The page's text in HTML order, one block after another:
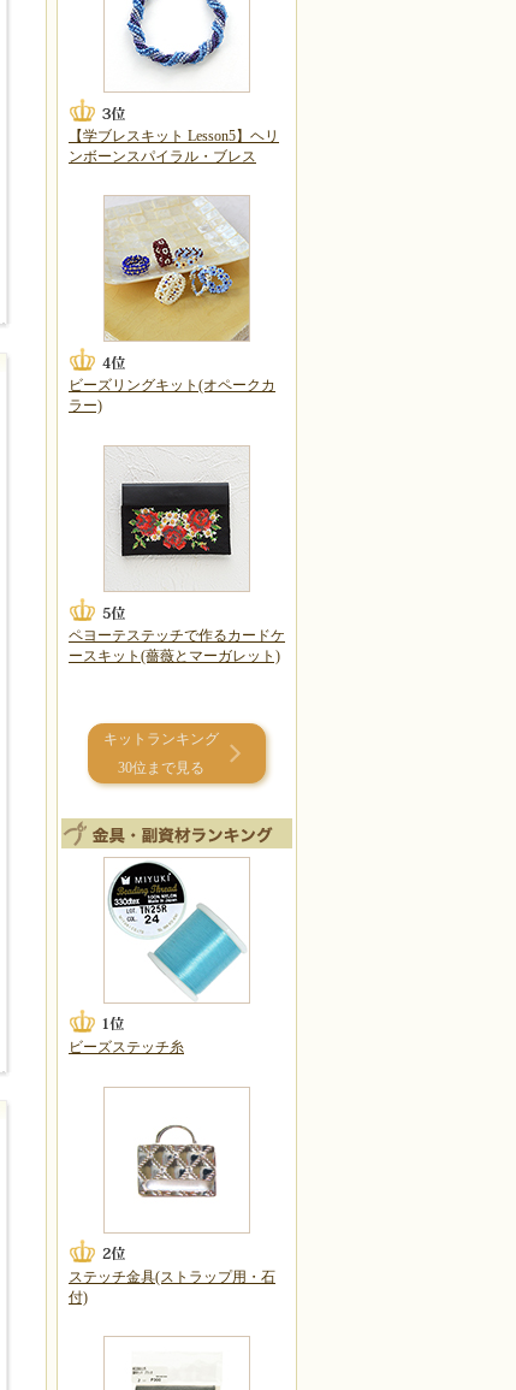
【学ブレスキット Lesson5】ヘリ
ンボーンスパイラル・ブレス
ビーズリングキット(オペークカ
ラー)
ペヨーテステッチで作るカードケ
ースキット(薔薇とマーガレット)
キットランキング
30位まで見る
ビーズステッチ糸
ステッチ金具(ストラップ用・石
付)